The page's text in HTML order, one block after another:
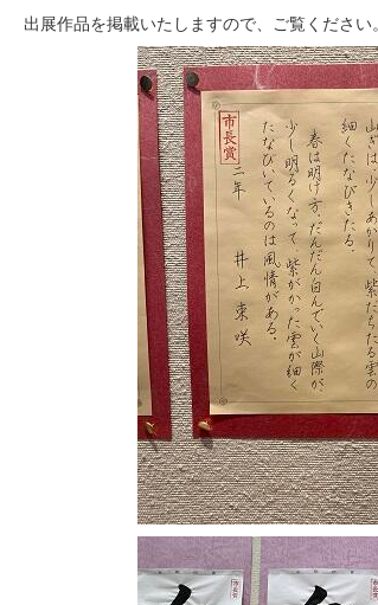
出展作品を掲載いたしますので、ご覧ください。